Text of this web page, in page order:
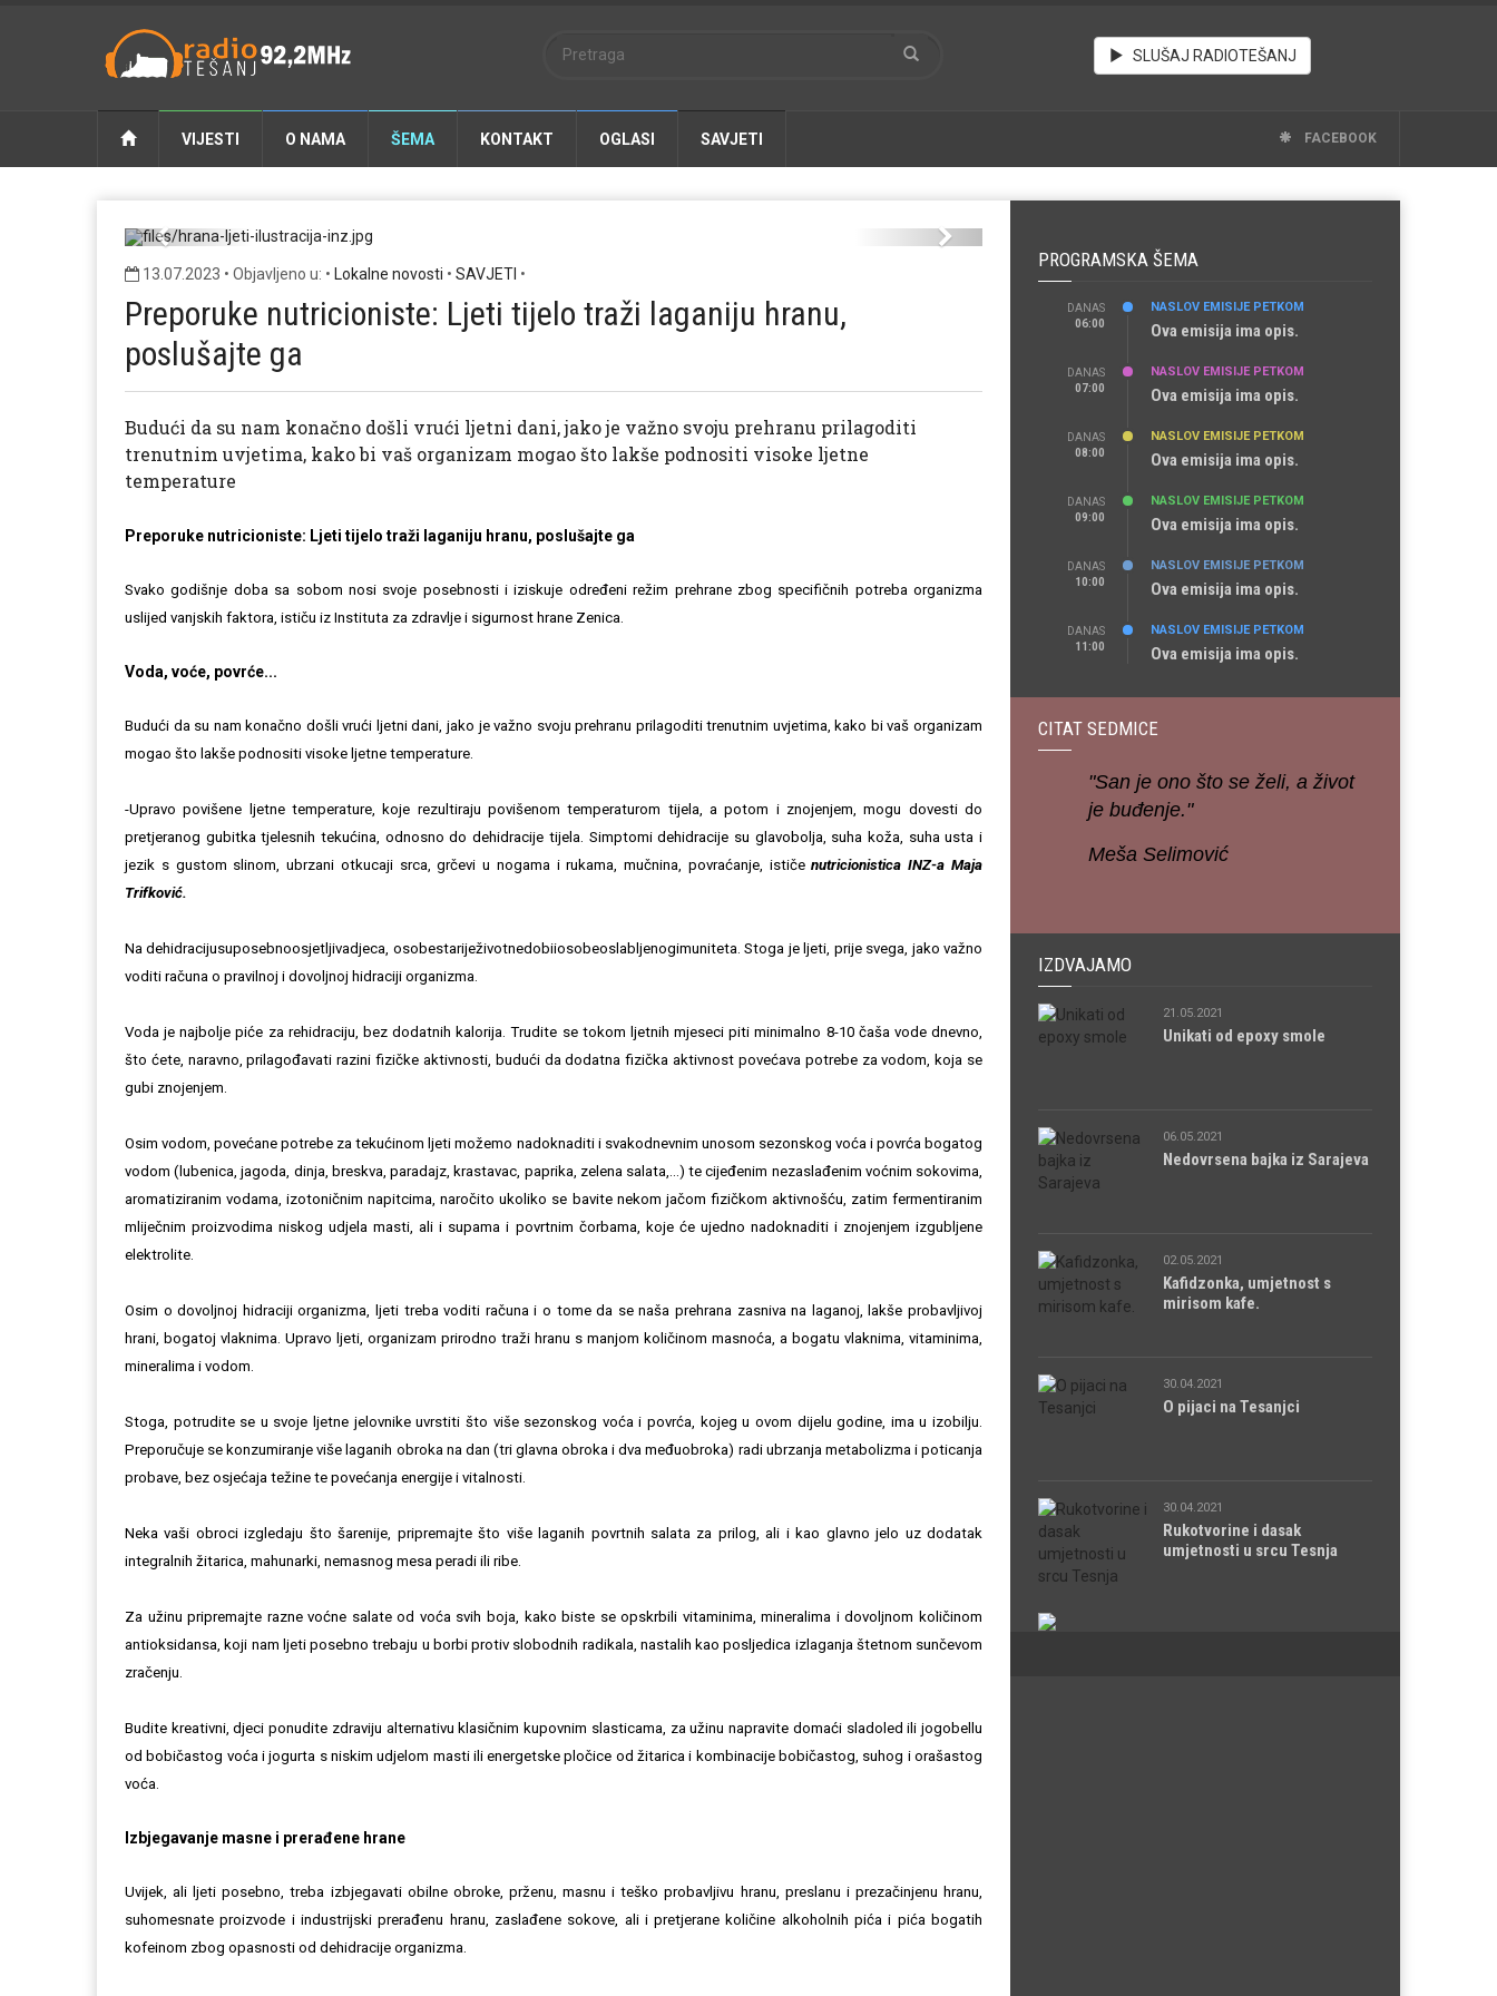
SLUŠAJ RADIOTEŠANJ
VIJESTI O NAMA ŠEMA KONTAKT OGLASI SAVJETI FACEBOOK
Previous Next
13.07.2023 • Objavljeno u: • Lokalne novosti • SAVJETI •
Preporuke nutricioniste: Ljeti tijelo traži laganiju hranu,
poslušajte ga
Budući da su nam konačno došli vrući ljetni dani, jako je važno svoju prehranu prilagoditi
trenutnim uvjetima, kako bi vaš organizam mogao što lakše podnositi visoke ljetne
temperature
Preporuke nutricioniste: Ljeti tijelo traži laganiju hranu, poslušajte ga
Svako godišnje doba sa sobom nosi svoje posebnosti i iziskuje određeni režim prehrane zbog specifičnih potreba organizma
uslijed vanjskih faktora, ističu iz Instituta za zdravlje i sigurnost hrane Zenica.
Voda, voće, povrće...
Budući da su nam konačno došli vrući ljetni dani, jako je važno svoju prehranu prilagoditi trenutnim uvjetima, kako bi vaš organizam
mogao što lakše podnositi visoke ljetne temperature.
-Upravo povišene ljetne temperature, koje rezultiraju povišenom temperaturom tijela, a potom i znojenjem, mogu dovesti do
pretjeranog gubitka tjelesnih tekućina, odnosno do dehidracije tijela. Simptomi dehidracije su glavobolja, suha koža, suha usta i
jezik s gustom slinom, ubrzani otkucaji srca, grčevi u nogama i rukama, mučnina, povraćanje, ističenutricionistica INZ-a Maja
Trifković.
Na dehidracijusuposebnoosjetljivadjeca, osobestariježivotnedobiiosobeoslabljenogimuniteta.Stoga je ljeti, prije svega, jako važno
voditi računa o pravilnoj i dovoljnoj hidraciji organizma.
Voda je najbolje piće za rehidraciju, bez dodatnih kalorija. Trudite se tokom ljetnih mjeseci piti minimalno 8-10 čaša vode dnevno,
što ćete, naravno, prilagođavati razini fizičke aktivnosti, budući da dodatna fizička aktivnost povećava potrebe za vodom, koja se
gubi znojenjem.
Osim vodom, povećane potrebe za tekućinom ljeti možemo nadoknaditi i svakodnevnim unosom sezonskog voća i povrća bogatog
vodom (lubenica, jagoda, dinja, breskva, paradajz, krastavac, paprika, zelena salata,...) te cijeđenim nezaslađenim voćnim sokovima,
aromatiziranim vodama, izotoničnim napitcima, naročito ukoliko se bavite nekom jačom fizičkom aktivnošću, zatim fermentiranim
mliječnim proizvodima niskog udjela masti, ali i supama i povrtnim čorbama, koje će ujedno nadoknaditi i znojenjem izgubljene
elektrolite.
Osim o dovoljnoj hidraciji organizma, ljeti treba voditi računa i o tome da se naša prehrana zasniva na laganoj, lakše probavljivoj
hrani, bogatoj vlaknima. Upravo ljeti, organizam prirodno traži hranu s manjom količinom masnoća, a bogatu vlaknima, vitaminima,
mineralima i vodom.
Stoga, potrudite se u svoje ljetne jelovnike uvrstiti što više sezonskog voća i povrća, kojeg u ovom dijelu godine, ima u izobilju.
Preporučuje se konzumiranje više laganih obroka na dan (tri glavna obroka i dva međuobroka) radi ubrzanja metabolizma i poticanja
probave, bez osjećaja težine te povećanja energije i vitalnosti.
Neka vaši obroci izgledaju što šarenije, pripremajte što više laganih povrtnih salata za prilog, ali i kao glavno jelo uz dodatak
integralnih žitarica, mahunarki, nemasnog mesa peradi ili ribe.
Za užinu pripremajte razne voćne salate od voća svih boja, kako biste se opskrbili vitaminima, mineralima i dovoljnom količinom
antioksidansa, koji nam ljeti posebno trebaju u borbi protiv slobodnih radikala, nastalih kao posljedica izlaganja štetnom sunčevom
zračenju.
Budite kreativni, djeci ponudite zdraviju alternativu klasičnim kupovnim slasticama, za užinu napravite domaći sladoled ili jogobellu
od bobičastog voća i jogurta s niskim udjelom masti ili energetske pločice od žitarica i kombinacije bobičastog, suhog i orašastog
voća.
Izbjegavanje masne i prerađene hrane
Uvijek, ali ljeti posebno, treba izbjegavati obilne obroke, prženu, masnu i teško probavljivu hranu, preslanu i prezačinjenu hranu,
suhomesnate proizvode i industrijski prerađenu hranu, zaslađene sokove, ali i pretjerane količine alkoholnih pića i pića bogatih
kofeinom zbog opasnosti od dehidracije organizma.
PROGRAMSKA ŠEMA
DANAS
06:00
NASLOV EMISIJE PETKOM
Ova emisija ima opis.
DANAS
07:00
NASLOV EMISIJE PETKOM
Ova emisija ima opis.
DANAS
08:00
NASLOV EMISIJE PETKOM
Ova emisija ima opis.
DANAS
09:00
NASLOV EMISIJE PETKOM
Ova emisija ima opis.
DANAS
10:00
NASLOV EMISIJE PETKOM
Ova emisija ima opis.
DANAS
11:00
NASLOV EMISIJE PETKOM
Ova emisija ima opis.
CITAT SEDMICE
"San je ono što se želi, a život
je buđenje."
Meša Selimović
IZDVAJAMO
21.05.2021
Unikati od epoxy smole
06.05.2021
Nedovrsena bajka iz Sarajeva
02.05.2021
Kafidzonka, umjetnost s
mirisom kafe.
30.04.2021
O pijaci na Tesanjci
30.04.2021
Rukotvorine i dasak
umjetnosti u srcu Tesnja